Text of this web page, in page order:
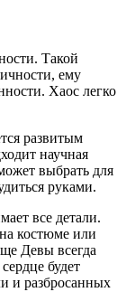
Такой
ему
Хаос легко
развитым
научная
выбрать для
руками.
все детали.
костюме или
Девы всегда
будет
и разбросанных